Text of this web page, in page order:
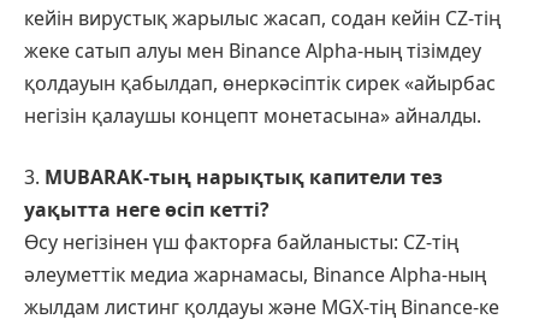
кейін вирустық жарылыс жасап, содан кейін CZ-тің
жеке сатып алуы мен Binance Alpha-ның тізімдеу
қолдауын қабылдап, өнеркәсіптік сирек «айырбас
негізін қалаушы концепт монетасына» айналды.
3. MUBARAK-тың нарықтық капители тез
уақытта неге өсіп кетті?
Өсу негізінен үш факторға байланысты: CZ-тің
әлеуметтік медиа жарнамасы, Binance Alpha-ның
жылдам листинг қолдауы және MGX-тің Binance-ке